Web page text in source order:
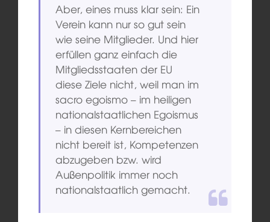
Aber, eines muss klar sein: Ein
Verein kann nur so gut sein
wie seine Mitglieder. Und hier
erfüllen ganz einfach die
Mitgliedsstaaten der EU
diese Ziele nicht, weil man im
sacro egoismo – im heiligen
nationalstaatlichen Egoismus
– in diesen Kernbereichen
nicht bereit ist, Kompetenzen
abzugeben bzw. wird
Außenpolitik immer noch
nationalstaatlich gemacht.